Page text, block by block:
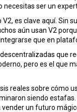
ser un
V2, es clave aquí. Sin
aún usan V2
que en
que
pero es el que
reales sobre cómo
siendo
un futuro